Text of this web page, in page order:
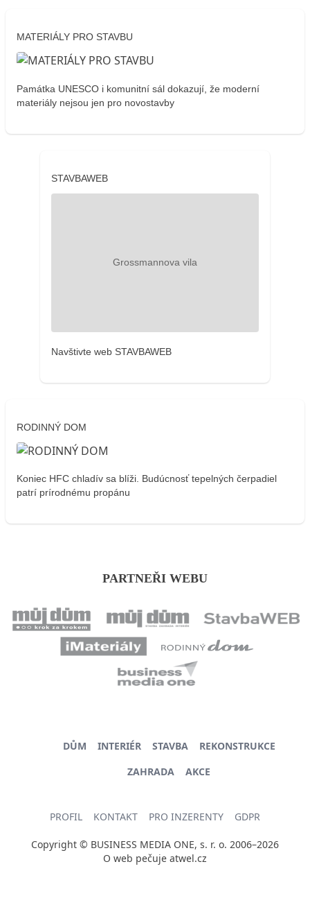
MATERIÁLY PRO STAVBU
Památka UNESCO i komunitní sál dokazují, že moderní
materiály nejsou jen pro novostavby
STAVBAWEB
Navštivte web STAVBAWEB
RODINNÝ DOM
Koniec HFC chladív sa blíži. Budúcnosť tepelných čerpadiel
patrí prírodnému propánu
PARTNEŘI WEBU
DŮM INTERIÉR STAVBA
REKONSTRUKCE
ZAHRADA
AKCE
PROFIL KONTAKT PRO INZERENTY GDPR
Copyright © BUSINESS MEDIA ONE, s. r. o. 2006–2026